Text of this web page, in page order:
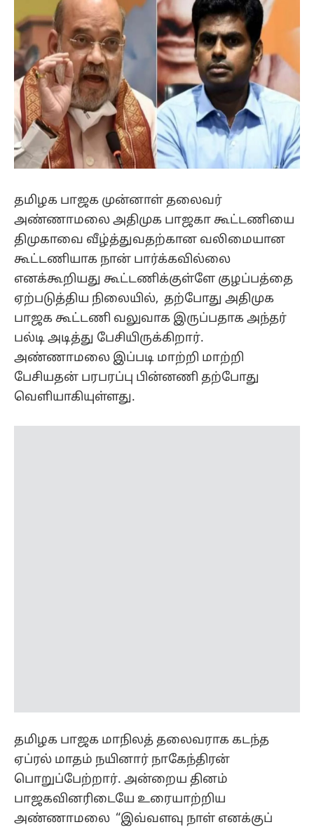
தமிழக பாஜக முன்னாள் தலைவர்
அண்ணாமலை அதிமுக பாஜகா கூட்டணியை
திமுகாவை வீழ்த்துவதற்கான வலிமையான
கூட்டணியாக நான் பார்க்கவில்லை
எனக்கூறியது கூட்டணிக்குள்ளே குழப்பத்தை
ஏற்படுத்திய நிலையில், தற்போது அதிமுக
பாஜக கூட்டணி வலுவாக இருப்பதாக அந்தர்
பல்டி அடித்து பேசியிருக்கிறார்.
அண்ணாமலை இப்படி மாற்றி மாற்றி
பேசியதன் பரபரப்பு பின்னணி தற்போது
வெளியாகியுள்ளது.
தமிழக பாஜக மாநிலத் தலைவராக கடந்த
ஏப்ரல் மாதம் நயினார் நாகேந்திரன்
பொறுப்பேற்றார். அன்றைய தினம்
பாஜகவினரிடையே உரையாற்றிய
அண்ணாமலை “இவ்வளவு நாள் எனக்குப்